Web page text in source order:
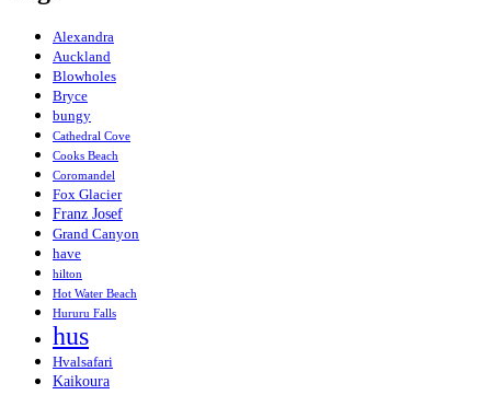
Alexandra
Auckland
Blowholes
Bryce
bungy
Cathedral Cove
Cooks Beach
Coromandel
Fox Glacier
Franz Josef
Grand Canyon
have
hilton
Hot Water Beach
Hururu Falls
hus
Hvalsafari
Kaikoura